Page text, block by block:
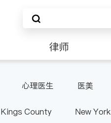
律师
心理医生 医美
内分泌科
Kings County New York